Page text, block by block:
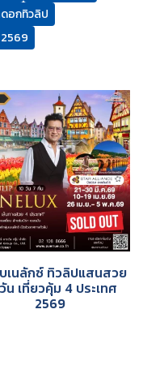
ดอกทิวลิป
เนลักซ์ ทิวลิปแสนสวย
น เที่ยวคุ้ม 4 ประเทศ
2569